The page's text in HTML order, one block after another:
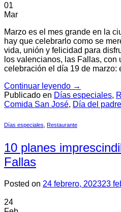
01
Mar
Marzo es el mes grande en la
hay que celebrarlo como se
vida, unión y felicidad para
los valencianos, las Fallas, con
celebración el día 19 de marzo:
Continuar leyendo →
Publicado en Días especiales,
Comida San José, Día del padre
Días especiales Restaurante
10 planes
Fallas
Posted on 24 febrero, 202323
24